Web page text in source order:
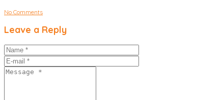
No Comments
Leave a Reply